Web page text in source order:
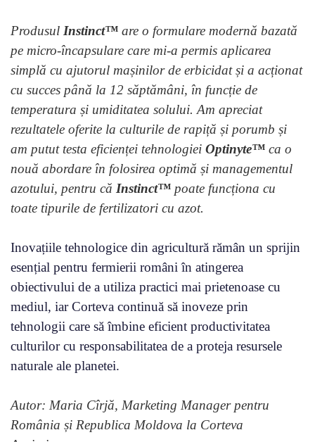
Produsul Instinct™ are o formulare modernă bazată
pe micro-încapsulare care mi-a permis aplicarea
simplă cu ajutorul mașinilor de erbicidat și a acționat
cu succes până la 12 săptămâni, în funcție de
temperatura și umiditatea solului. Am apreciat
rezultatele oferite la culturile de rapiță și porumb și
am putut testa eficienței tehnologiei Optinyte™ ca o
nouă abordare în folosirea optimă și managementul
azotului, pentru că Instinct™ poate funcționa cu
toate tipurile de fertilizatori cu azot.
Inovațiile tehnologice din agricultură rămân un sprijin
esențial pentru fermierii români în atingerea
obiectivului de a utiliza practici mai prietenoase cu
mediul, iar Corteva continuă să inoveze prin
tehnologii care să îmbine eficient productivitatea
culturilor cu responsabilitatea de a proteja resursele
naturale ale planetei.
Autor: Maria Cîrjă, Marketing Manager pentru
România și Republica Moldova la Corteva